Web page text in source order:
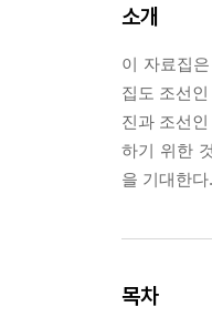
소개
이 자료집
집도 조선
진과 조선
하기 위한
을 기대한다.
목차